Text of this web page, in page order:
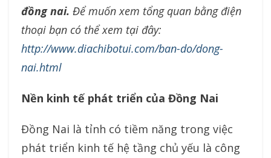
đồng nai. Để muốn xem tổng quan bằng điện
thoại bạn có thể xem tại đây:
http://www.diachibotui.com/ban-do/dong-
nai.html
Nền kinh tế phát triển của Đồng Nai
Đồng Nai là tỉnh có tiềm năng trong việc
phát triển kinh tế hệ tầng chủ yếu là công